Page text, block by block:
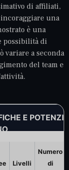
di affiliati,
una
è una
possibilità di
variare a seconda
del team e
E
Livelli
Numero
di